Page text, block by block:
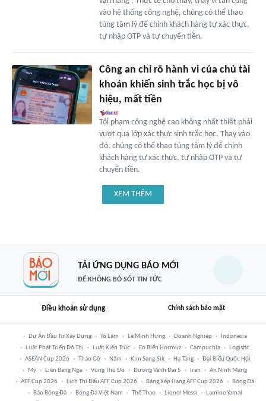
vào hệ thống công nghệ, chúng có thể thao
túng tâm lý để chính khách hàng tự xác thực,
tự nhập OTP và tự chuyển tiền.
Công an chỉ rõ hành vi của chủ tài
khoản khiến sinh trắc học bị vô
hiệu, mất tiền
Tội phạm công nghệ cao không nhất thiết phải
vượt qua lớp xác thực sinh trắc học. Thay vào
đó, chúng có thể thao túng tâm lý để chính
khách hàng tự xác thực, tự nhập OTP và tự
chuyển tiền.
XEM THÊM
TẢI ỨNG DỤNG BÁO MỚI
ĐỂ KHÔNG BỎ SÓT TIN TỨC
Điều khoản sử dụng Chính sách bảo mật
Dự Án Đầu Tư Xây Dựng Tô Lâm Lê Minh Hưng Doanh Nghiệp
Indonesia
Luật Phát Triển Đô Thị
Luật Kiến Trúc Eo Biển Hormuz Campuchia
Logistic
ASEAN Cup 2026
Tháo Gỡ Năm Kim Sang-Sik Hạ Tầng
Đại Biểu Quốc Hội
Mỹ
Liên Bang Nga Vùng Thủ Đô Đường Vành Đai 5 Iran
An Ninh Mạng
AFF Cup 2026
Lịch Thi Đấu AFF Cup 2026 Bảng Xếp Hạng AFF Cup 2026
Bóng Đá
Báo Bóng Đá
Bóng Đá Việt Nam Thể Thao Lionel Messi
Lamine Yamal